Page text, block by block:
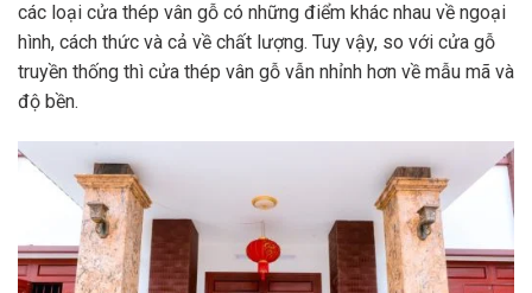
các loại cửa thép vân gỗ có những điểm khác nhau về ngoại
hình, cách thức và cả về chất lượng. Tuy vậy, so với cửa gỗ
truyền thống thì cửa thép vân gỗ vẫn nhỉnh hơn về mẫu mã và
độ bền.